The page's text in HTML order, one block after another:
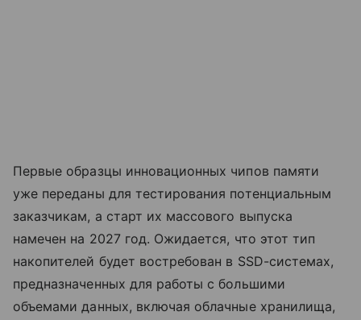
Первые образцы инновационных чипов памяти
уже переданы для тестирования потенциальным
заказчикам, а старт их массового выпуска
намечен на 2027 год. Ожидается, что этот тип
накопителей будет востребован в SSD-системах,
предназначенных для работы с большими
объемами данных, включая облачные хранилища,